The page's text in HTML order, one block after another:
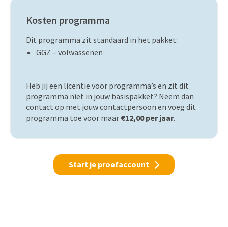
Kosten programma
Dit programma zit standaard in het pakket:
GGZ – volwassenen
Heb jij een licentie voor programma’s en zit dit
programma niet in jouw basispakket? Neem dan
contact op met jouw contactpersoon en voeg dit
programma toe voor maar €12,00 per jaar.
Start je proefaccount